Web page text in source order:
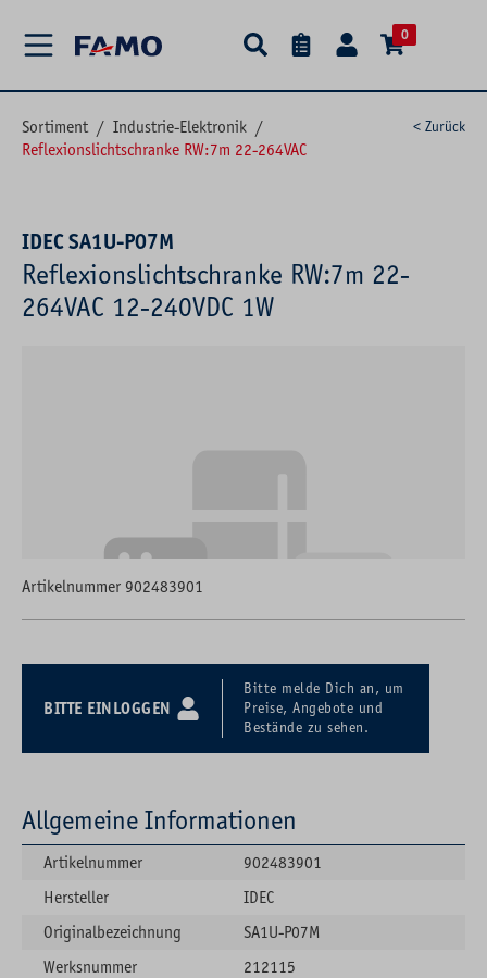
0
Sortiment / Industrie-Elektronik /
Reflexionslichtschranke RW:7m 22-264VAC
< Zurück
IDEC SA1U-P07M
Reflexionslichtschranke RW:7m 22-
264VAC 12-240VDC 1W
Artikelnummer 902483901
BITTE EINLOGGEN
Bitte melde Dich an, um
Preise, Angebote und
Bestände zu sehen.
Allgemeine Informationen
Artikelnummer
902483901
Hersteller
IDEC
Originalbezeichnung
SA1U-P07M
Werksnummer
212115